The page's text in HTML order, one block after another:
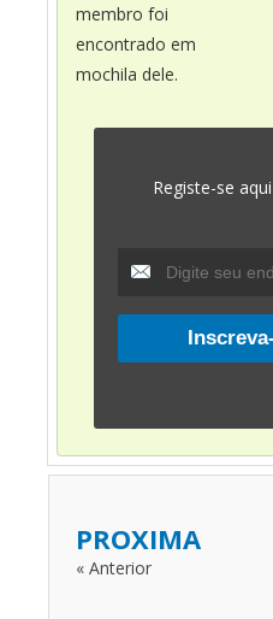
membro foi
encontrado em
mochila dele.
Registe-se
PROXIMA
« Anterior